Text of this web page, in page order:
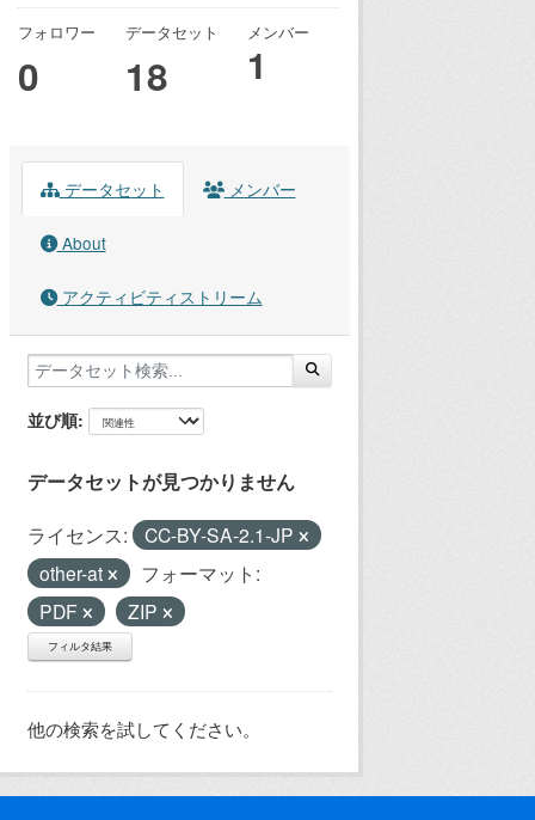
フォロワー
0
データセット
18
メンバー
1
データセット メンバー
About
アクティビティストリーム
並び順
データセットが見つかりません
ライセンス:
CC-BY-SA-2.1-JP
other-at
フォーマット:
PDF
ZIP
フィルタ結果
他の検索を試してください。